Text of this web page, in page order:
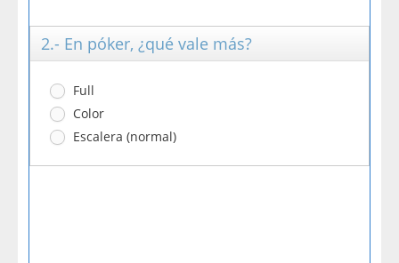
2.- En póker, ¿qué vale más?
Full
Color
Escalera (normal)